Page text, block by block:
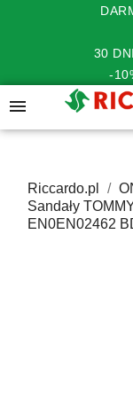
30
-

Riccardo.pl
Sandały
EN0EN02462